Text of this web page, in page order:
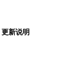
更新说明